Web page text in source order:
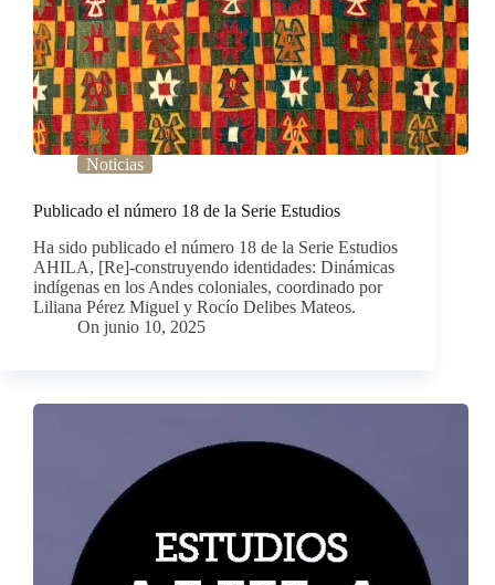
Noticias
Publicado el número 18 de la Serie Estudios
Ha sido publicado el número 18 de la Serie Estudios
AHILA, [Re]-construyendo identidades: Dinámicas
indígenas en los Andes coloniales, coordinado por
Liliana Pérez Miguel y Rocío Delibes Mateos.
On junio 10, 2025